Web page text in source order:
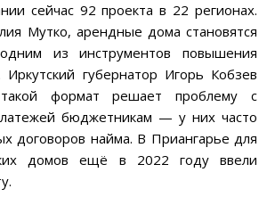
сейчас 92 проекта в 22 регионах.
Мутко, арендные дома становятся
из инструментов повышения
Иркутский губернатор Игорь Кобзев
формат решает проблему с
бюджетникам — у них часто
договоров найма. В Приангарье для
домов ещё в 2022 году ввели